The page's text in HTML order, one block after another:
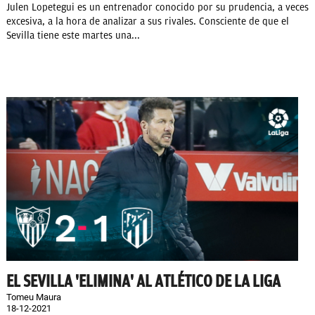
Julen Lopetegui es un entrenador conocido por su prudencia, a veces
excesiva, a la hora de analizar a sus rivales. Consciente de que el
Sevilla tiene este martes una...
EL SEVILLA 'ELIMINA' AL ATLÉTICO DE LA LIGA
Tomeu Maura
18-12-2021